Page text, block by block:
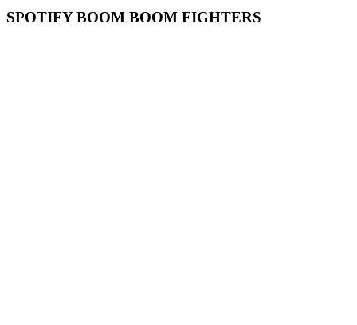
SPOTIFY BOOM BOOM FIGHTERS